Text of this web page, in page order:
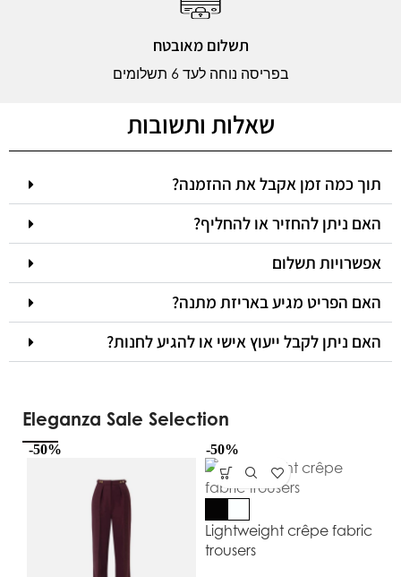
תשלום מאובטח
בפריסה נוחה לעד 6 תשלומים
שאלות ותשובות
תוך כמה זמן אקבל את ההזמנה?
האם ניתן להחזיר או להחליף?
אפשרויות תשלום
האם הפריט מגיע באריזת מתנה?
האם ניתן לקבל ייעוץ אישי או להגיע לחנות?
Eleganza Sale Selection
-50% -50%
Lightweight crêpe fabric
trousers